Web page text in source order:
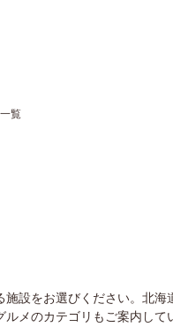
覧
設をお選びください。北海
メのカテゴリもご案内して